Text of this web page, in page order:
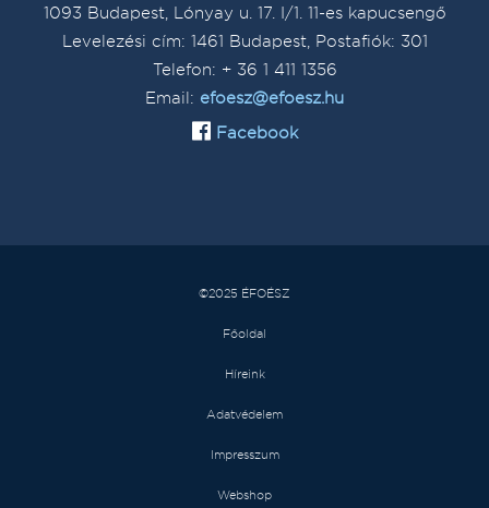
1093 Budapest, Lónyay u. 17. I/1. 11-es kapucsengő
Levelezési cím: 1461 Budapest, Postafiók: 301
Telefon: + 36 1 411 1356
Email: efoesz@efoesz.hu
Facebook
©2025 ÉFOÉSZ
Főoldal
Híreink
Adatvédelem
Impresszum
Webshop